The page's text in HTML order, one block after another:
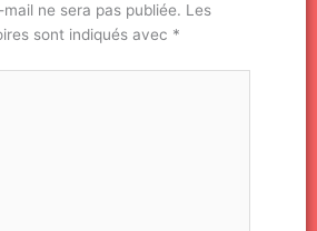
ne sera pas publiée. Les
sont indiqués avec *